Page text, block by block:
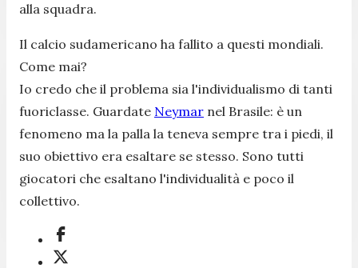
alla squadra.
Il calcio sudamericano ha fallito a questi mondiali.
Come mai?
Io credo che il problema sia l'individualismo di tanti
fuoriclasse. Guardate Neymar nel Brasile: è un
fenomeno ma la palla la teneva sempre tra i piedi, il
suo obiettivo era esaltare se stesso. Sono tutti
giocatori che esaltano l'individualità e poco il
collettivo.